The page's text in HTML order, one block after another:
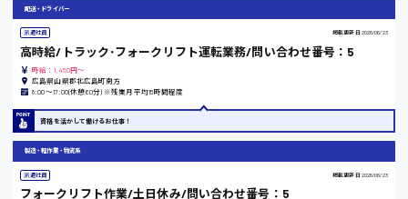
熊本県
時給1300円〜
時給1200円〜
配送・ドライバー
派遣社員 掲載更新日 2026/06/23
高時給/トラック･フォークリフト運転業務/問い合わせ番号：5
時給：1,450円～
広島県山県郡北広島町南方
8:00〜17:00(休憩60分) ※残業月平均15時間程度
資格を活かして働けるお仕事！
製造・軽作業・物流系
派遣社員 掲載更新日 2026/06/23
フォークリフト作業/土日休み/問い合わせ番号：5